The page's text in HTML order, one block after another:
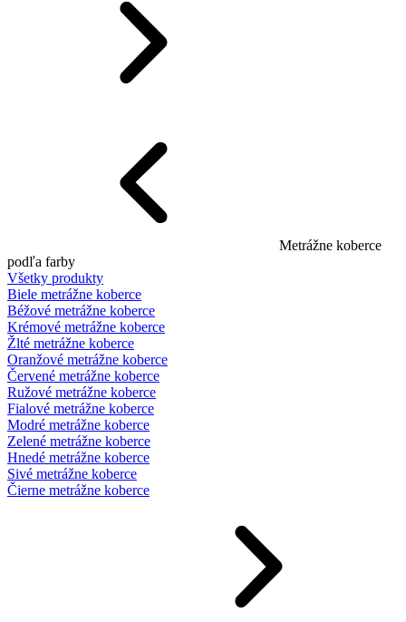
Metrážne koberce
podľa farby
Všetky produkty
Biele metrážne koberce
Béžové metrážne koberce
Krémové metrážne koberce
Žlté metrážne koberce
Oranžové metrážne koberce
Červené metrážne koberce
Ružové metrážne koberce
Fialové metrážne koberce
Modré metrážne koberce
Zelené metrážne koberce
Hnedé metrážne koberce
Sivé metrážne koberce
Čierne metrážne koberce